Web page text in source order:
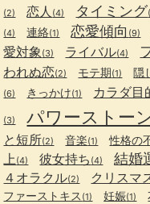
(2) 恋人 (4) タイミング
(4) 連絡(1) 恋愛傾向 (9)
愛対象 (3) ライバル(4)
われぬ恋(2) モテ期(1) 隠
(6) きっかけ(1) カラダ目
(3) パワーストー
と短所(2) 音楽(1) 性格の
上 (4) 彼女持ち (4) 結婚
４オラクル(2) クリスマ
ファーストキス (1) 妊娠(1)